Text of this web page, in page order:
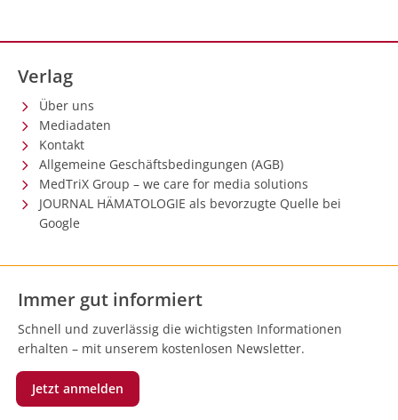
Verlag
Über uns
Mediadaten
Kontakt
Allgemeine Geschäftsbedingungen (AGB)
MedTriX Group – we care for media solutions
JOURNAL HÄMATOLOGIE als bevorzugte Quelle bei
Google
Immer gut informiert
Schnell und zuverlässig die wichtigsten Informationen
erhalten – mit unserem kostenlosen Newsletter.
Jetzt anmelden